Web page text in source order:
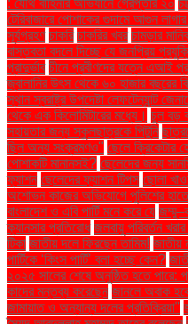
: যৌথ বাহিনীর অভিযানে গ্রেপ্তার ২০
টেরিবাজারে পোশাকের গুদামে আগুন লাগার
সূর্যগ্রহণ চাকরি চাকরির খবর চামড়ার
বাস্তবতা বদলে দিচ্ছে যে জনপ্রিয়
প্রাদুর্ভাব চীনে প্রবীণদের যত্নে এআই
জ্বালানির উৎস থেকে ৬০ হাজার বছরের
স্থান স্বরাষ্ট্র উপদেষ্টা লেফটেন্যান্ট
থেকে এক কিলোমিটারের মধ্যে। চুল বড়
সহায়তার জন্য স্কুলছাত্রকে পিটুনি
ছিল অন্য সংক্রমণও" ছেলে ক্রিকেটার
পোশাকটি মানানসই? ছেলেদের জন্য
ফ্যাশন ছেলেদের ফ্যাশন টিপস ছোলা
অশোভন কাজের অভিযোগে পুলিশের
বাংলাদেশ ও এবি পার্টি মনে করে যে
ক্যানসার প্রতিরোধ জলবায়ু পরিবর্তন
টিকা জাতীয় দলে ফিরছেন তামিম! জাতীয়
পার্টিকে ‘কিংস পার্টি’ বলা হচ্ছে কেন?
২০২৫ সালের শেষে অনুষ্ঠিত হতে পারে:
কাদের মন্তব্য করেছেন জানলে অবাক
জামায়াত ও অন্যান্য দলের প্রতিক্রিয়া''